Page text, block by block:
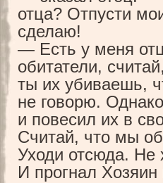
отца? Отпусти
сделаю!
— Есть у меня
обитатели,
ты их убиваешь,
не говорю.
и повесил их в
Считай, что мы
Уходи отсюда. Не
И прогнал